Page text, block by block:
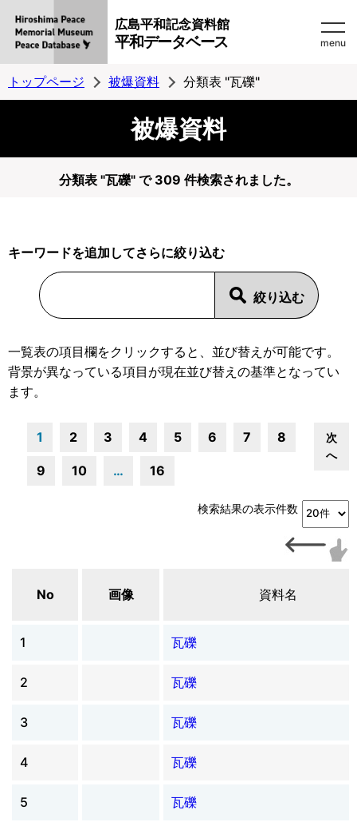
広島平和記念資料館
平和データベース menu
トップページ 被爆資料 分類表 "瓦礫"
被爆資料
分類表 "瓦礫" で 309 件検索されました。
キーワードを追加してさらに絞り込む
一覧表の項目欄をクリックすると、並び替えが可能です。
背景が異なっている項目が現在並び替えの基準となってい
ます。
1 2 3 4 5 6 7 8
9 10 … 16
次
へ
検索結果の表示件数
No 画像 資料名
1 瓦礫
2 瓦礫
3 瓦礫
4 瓦礫
5 瓦礫